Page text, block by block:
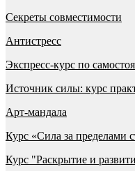
Секреты совместимости
Антистресс
Экспресс-курс по
Источник силы: курс
Арт-мандала
Курс «Сила за пределами
Курс "Раскрытие и